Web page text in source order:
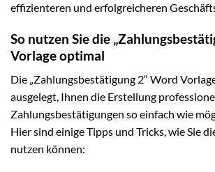
effizienteren und erfolgreicheren
So nutzen Sie die
Vorlage optimal
Die „Zahlungsbestätigung 2“ Word
ausgelegt, Ihnen die Erstellung
Zahlungsbestätigungen so einfach wie
Hier sind einige Tipps und Tricks, wie Sie
nutzen können: